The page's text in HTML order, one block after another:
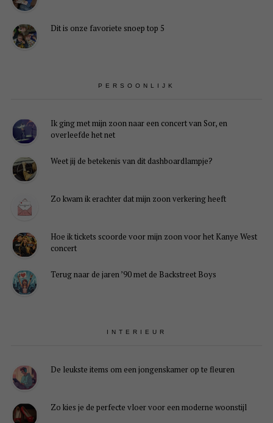
Dit is onze favoriete snoep top 5
PERSOONLIJK
Ik ging met mijn zoon naar een concert van Sor, en
overleefde het net
Weet jij de betekenis van dit dashboardlampje?
Zo kwam ik erachter dat mijn zoon verkering heeft
Hoe ik tickets scoorde voor mijn zoon voor het Kanye West
concert
Terug naar de jaren ’90 met de Backstreet Boys
INTERIEUR
De leukste items om een jongenskamer op te fleuren
Zo kies je de perfecte vloer voor een moderne woonstijl